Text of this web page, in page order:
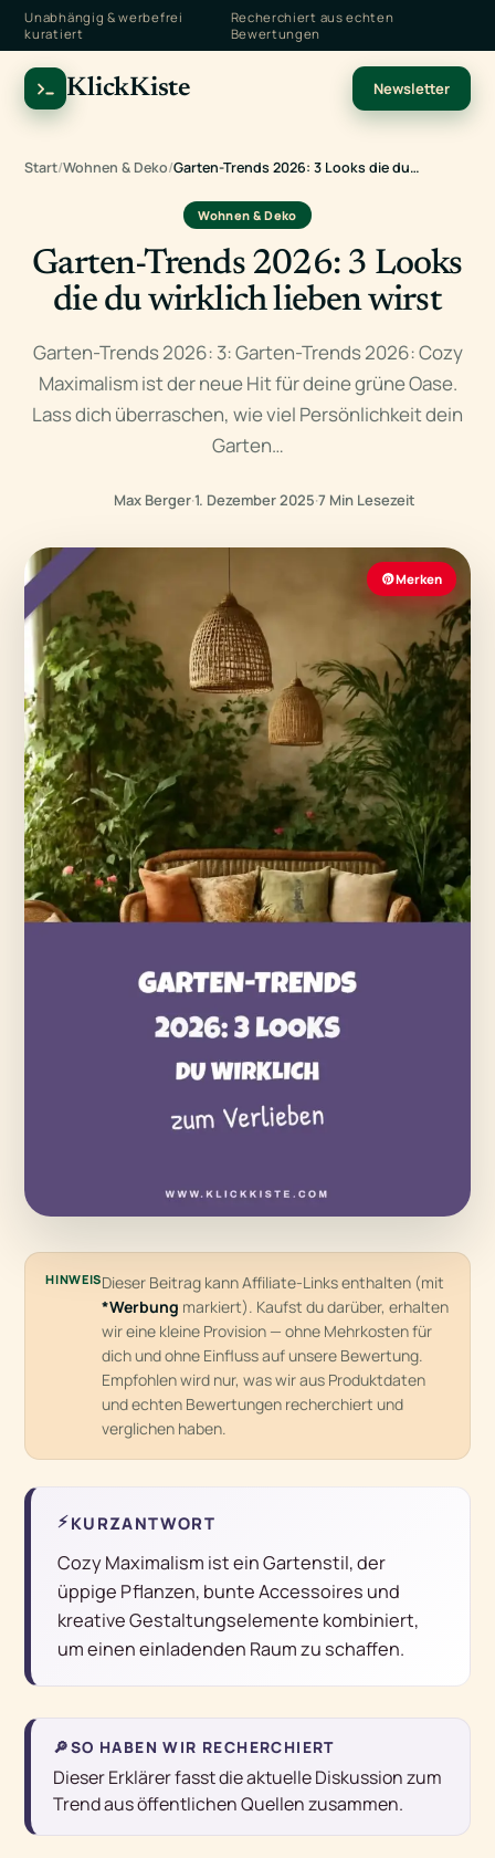
Unabhängig & werbefrei
kuratiert
Recherchiert aus echten
Bewertungen
KlickKiste Newsletter
Start/Wohnen & Deko/Garten-Trends 2026: 3 Looks die du…
Wohnen & Deko
Garten-Trends 2026: 3 Looks
die du wirklich lieben wirst
Garten-Trends 2026: 3: Garten-Trends 2026: Cozy
Maximalism ist der neue Hit für deine grüne Oase.
Lass dich überraschen, wie viel Persönlichkeit dein
Garten…
Max Berger·1. Dezember 2025·7 Min Lesezeit
Merken
HINWEISDieser Beitrag kann Affiliate-Links enthalten (mit
*Werbung markiert). Kaufst du darüber, erhalten
wir eine kleine Provision — ohne Mehrkosten für
dich und ohne Einfluss auf unsere Bewertung.
Empfohlen wird nur, was wir aus Produktdaten
und echten Bewertungen recherchiert und
verglichen haben.
⚡KURZANTWORT
Cozy Maximalism ist ein Gartenstil, der
üppige Pflanzen, bunte Accessoires und
kreative Gestaltungselemente kombiniert,
um einen einladenden Raum zu schaffen.
🔎SO HABEN WIR RECHERCHIERT
Dieser Erklärer fasst die aktuelle Diskussion zum
Trend aus öffentlichen Quellen zusammen.